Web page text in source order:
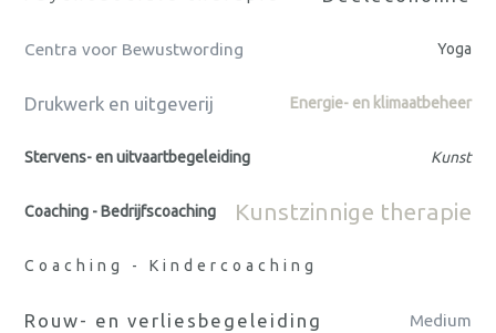
Centra voor Bewustwording Yoga
Drukwerk en uitgeverij Energie- en klimaatbeheer
Stervens- en uitvaartbegeleiding Kunst
Coaching - Bedrijfscoaching Kunstzinnige therapie
Coaching - Kindercoaching
Rouw- en verliesbegeleiding Medium